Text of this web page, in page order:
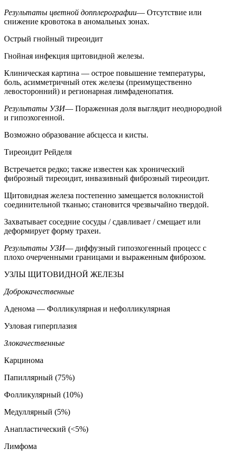
Результаты цветной допплерографии— Отсутствие или
снижение кровотока в аномальных зонах.
Острый гнойный тиреоидит
Гнойная инфекция щитовидной железы.
Клиническая картина — острое повышение температуры,
боль, асимметричный отек железы (преимущественно
левосторонний) и регионарная лимфаденопатия.
Результаты УЗИ— Пораженная доля выглядит неоднородной
и гипоэхогенной.
Возможно образование абсцесса и кисты.
Тиреоидит Рейделя
Встречается редко; также известен как хронический
фиброзный тиреоидит, инвазивный фиброзный тиреоидит.
Щитовидная железа постепенно замещается волокнистой
соединительной тканью; становится чрезвычайно твердой.
Захватывает соседние сосуды / сдавливает / смещает или
деформирует форму трахеи.
Результаты УЗИ— диффузный гипоэхогенный процесс с
плохо очерченными границами и выраженным фиброзом.
УЗЛЫ ЩИТОВИДНОЙ ЖЕЛЕЗЫ
Доброкачественные
Аденома — Фолликулярная и нефолликулярная
Узловая гиперплазия
Злокачественные
Карцинома
Папиллярный (75%)
Фолликулярный (10%)
Медуллярный (5%)
Анапластический (<5%)
Лимфома